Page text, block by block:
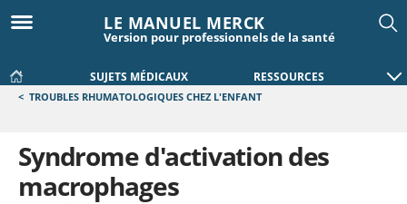
LE MANUEL MERCK
Version pour professionnels de la santé
SUJETS MÉDICAUX RESSOURCES
< TROUBLES RHUMATOLOGIQUES CHEZ L'ENFANT
Syndrome d'activation des
macrophages